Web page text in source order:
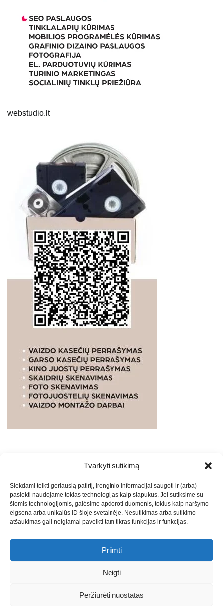
Tvarkyti sutikimą
Siekdami teikti geriausią patirtį, įrenginio informacijai saugoti ir (arba)
pasiekti naudojame tokias technologijas kaip slapukus. Jei sutiksime su
šiomis technologijomis, galėsime apdoroti duomenis, tokius kaip naršymo
elgsena arba unikalūs ID šioje svetainėje. Nesutikimas arba sutikimo
atšaukimas gali neigiamai paveikti tam tikras funkcijas ir funkcijas.
Priimti
Neigti
Peržiūrėti nuostatas
webstudio.lt
PASLAUGOS. SEO tekstų rašymas, turinio kūrimas,
straipsnių rašymas ir talpinimas į mūsų valdomas
svetaines.2026Armijai.LTTheme: Express News ByAdore
Themes.
Marketingo agentūra -Teisinės
-Saulius Narbutas
Regionų naujienos-